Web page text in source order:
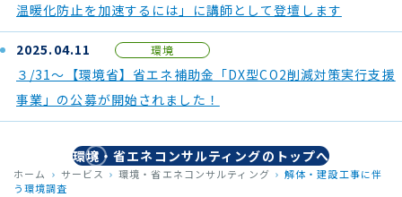
温暖化防止を加速するには」に講師として登壇します
2025.04.11 環境
３/31～【環境省】省エネ補助金「DX型CO2削減対策実行支援
事業」の公募が開始されました！
環境・省エネコンサルティングのトップへ
ホーム サービス 環境・省エネコンサルティング
解体・建設工事に伴
う環境調査